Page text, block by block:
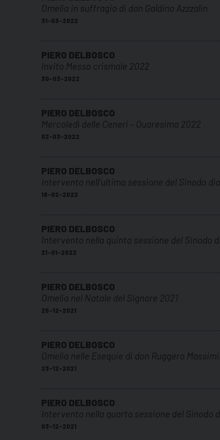
Omelia in suffragio di don Galdino Azzzalin
31-03-2022
PIERO DELBOSCO
Invito Messa crismale 2022
30-03-2022
PIERO DELBOSCO
Mercoledì delle Ceneri – Quaresima 2022
02-03-2022
PIERO DELBOSCO
Intervento nell’ultima sessione del Sinodo
18-02-2022
PIERO DELBOSCO
Intervento nella quinta sessione del Sinodo
21-01-2022
PIERO DELBOSCO
Omelia nel Natale del Signore 2021
25-12-2021
PIERO DELBOSCO
Omelia nelle Esequie di don Ruggero
23-12-2021
PIERO DELBOSCO
Intervento nella quarta sessione del Sinodo
03-12-2021